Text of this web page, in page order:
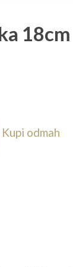
18cm
Kupi odmah